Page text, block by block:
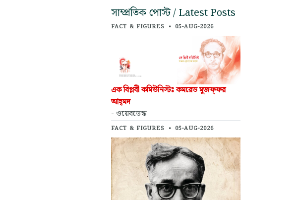
সাম্প্রতিক পোস্ট / Latest Posts
FACT & FIGURES • 05-AUG-2026
এক বিপ্লবী কমিউনিস্টঃ কমরেড মুজফ্‌ফর
আহ্‌মদ
- ওয়েবডেস্ক
FACT & FIGURES • 05-AUG-2026